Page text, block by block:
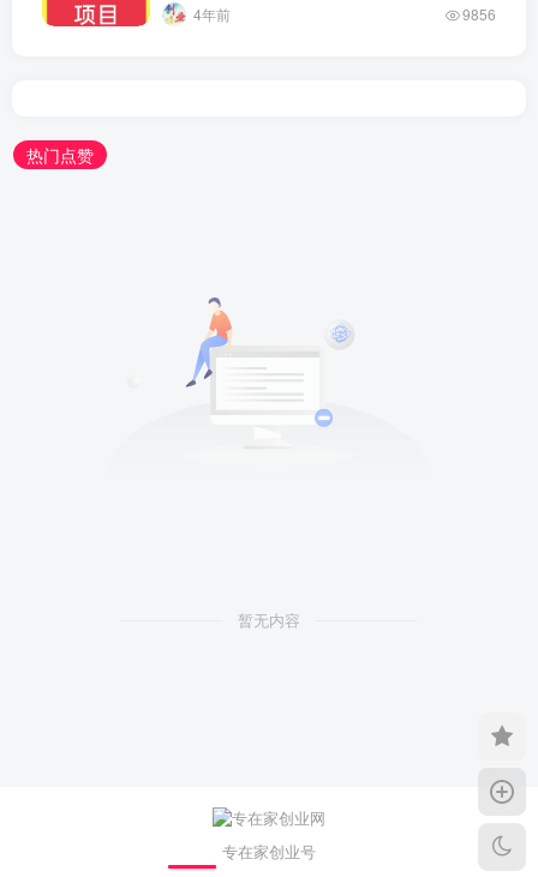
4年前 9856
热门点赞
暂无内容
专在家创业号